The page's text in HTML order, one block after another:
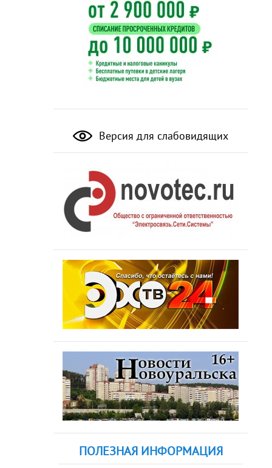
Версия для слабовидящих
ПОЛЕЗНАЯ ИНФОРМАЦИЯ